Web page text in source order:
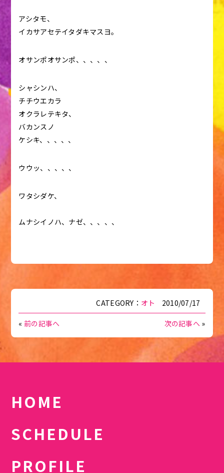
アシタモ、
イカサアセテイタダキマスヨ。
オサンポオサンポ、、、、、
シャシンハ、
チチウエカラ
オクラレテキタ、
バカンスノ
ケシキ、、、、、
ウウッ、、、、、
ワタシダケ、
ムナシイノハ、ナゼ、、、、、
CATEGORY： オト 2010/07/17
« 前の記事へ 次の記事へ »
HOME
SCHEDULE
PROFILE